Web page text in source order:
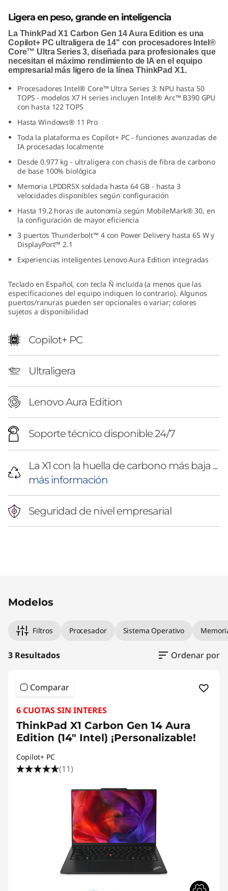
Ligera en peso, grande en inteligencia
La ThinkPad X1 Carbon Gen 14 Aura Edition es una
Copilot+ PC ultraligera de 14" con procesadores Intel®
Core™ Ultra Series 3, diseñada para profesionales que
necesitan el máximo rendimiento de IA en el equipo
empresarial más ligero de la línea ThinkPad X1.
Procesadores Intel® Core™ Ultra Series 3: NPU hasta 50
TOPS - modelos X7 H series incluyen Intel® Arc™ B390 GPU
con hasta 122 TOPS
Hasta Windows® 11 Pro
Toda la plataforma es Copilot+ PC - funciones avanzadas de
IA procesadas localmente
Desde 0.977 kg - ultraligera con chasis de fibra de carbono
de base 100% biológica
Memoria LPDDR5X soldada hasta 64 GB - hasta 3
velocidades disponibles según configuración
Hasta 19.2 horas de autonomía según MobileMark® 30, en
la configuración de mayor eficiencia
3 puertos Thunderbolt™ 4 con Power Delivery hasta 65 W y
DisplayPort™ 2.1
Experiencias inteligentes Lenovo Aura Edition integradas
Teclado en Español, con tecla Ñ incluida (a menos que las
especificaciones del equipo indiquen lo contrario). Algunos
puertos/ranuras pueden ser opcionales o variar; colores
sujetos a disponibilidad
Copilot+ PC
Ultraligera
Lenovo Aura Edition
Soporte técnico disponible 24/7
La X1 con la huella de carbono más baja ...
más información
Seguridad de nivel empresarial
Modelos
Filtros Procesador Sistema Operativo
3 Resultados Ordenar por
Comparar
6 CUOTAS SIN INTERES
ThinkPad X1 Carbon Gen 14 Aura
Edition (14" Intel) ¡Personalizable!
Copilot+ PC
(11)